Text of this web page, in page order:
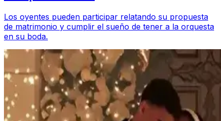
Los oyentes pueden participar relatando su propuesta
de matrimonio y cumplir el sueño de tener a la orquesta
en su boda.